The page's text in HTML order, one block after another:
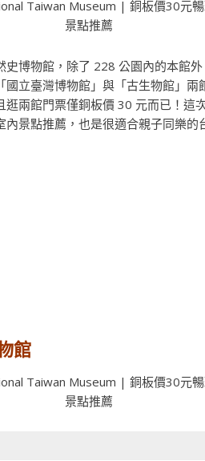
史博物館，除了 228 公園內的本館
立臺灣博物館」與「古生物館」兩
逛兩館門票僅銅板價 30 元而已！這
景點推薦，也是很適合親子同樂的
館